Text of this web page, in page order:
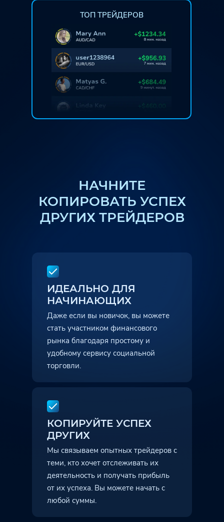
ТОП ТРЕЙДЕРОВ
НАЧНИТЕ
КОПИРОВАТЬ УСПЕХ
ДРУГИХ ТРЕЙДЕРОВ
ИДЕАЛЬНО ДЛЯ
НАЧИНАЮЩИХ
Даже если вы новичок, вы можете
стать участником финансового
рынка благодаря простому и
удобному сервису социальной
торговли.
КОПИРУЙТЕ УСПЕХ
ДРУГИХ
Мы связываем опытных трейдеров с
теми, кто хочет отслеживать их
деятельность и получать прибыль
от их успеха. Вы можете начать с
любой суммы.